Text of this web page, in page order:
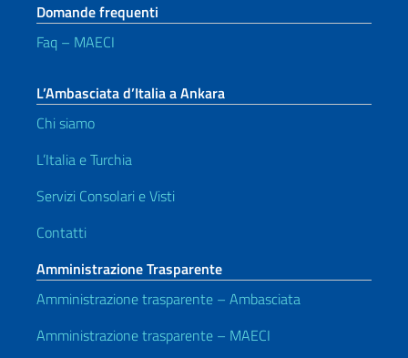
Domande frequenti
Faq – MAECI
L’Ambasciata d’Italia a Ankara
Chi siamo
L’Italia e Turchia
Servizi Consolari e Visti
Contatti
Amministrazione Trasparente
Amministrazione trasparente – Ambasciata
Amministrazione trasparente – MAECI